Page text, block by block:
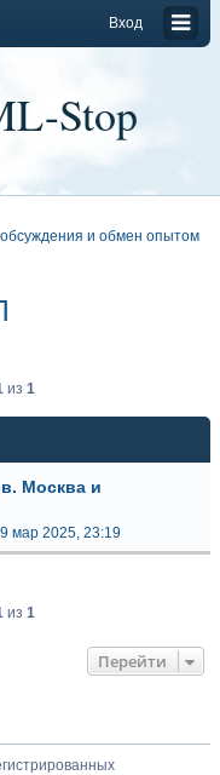
Вход
Stop
и обмен опытом
из 1
Москва и
мар 2025, 23:19
из 1
Перейти